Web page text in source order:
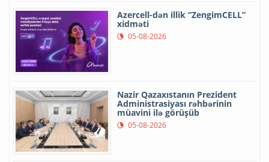
Azercell-dən illik “ZengimCELL”
xidməti
05-08-2026
Nazir Qazaxıstanın Prezident
Administrasiyası rəhbərinin
müavini ilə görüşüb
05-08-2026